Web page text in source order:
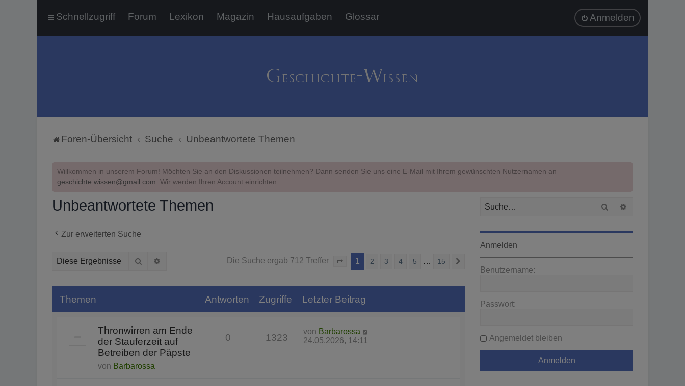
Schnellzugriff Forum Lexikon Magazin Hausaufgaben Glossar Anmelden
Foren-Übersicht Suche Unbeantwortete Themen
Willkommen in unserem Forum! Möchten Sie an den Diskussionen teilnehmen? Dann senden Sie uns eine E-Mail mit Ihrem gewünschten Nutzernamen an
geschichte.wissen@gmail.com. Wir werden Ihren Account einrichten.
Unbeantwortete Themen
Zur erweiterten Suche
Suche Die Suche ergab 712 Treffer Seite von 15
1 2 3 4 5 … 15
Themen Antworten Zugriffe Letzter Beitrag
Thronwirren am Ende
der Stauferzeit auf
Betreiben der Päpste
von Barbarossa
0 1323
von Barbarossa
24.05.2026, 14:11
Suche
Anmelden
Benutzername:
Passwort:
Angemeldet bleiben